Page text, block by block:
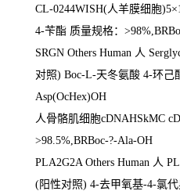
CL-0244WISH(人羊膜细胞)5×
4-苄酯 质量规格：
SRGN Others Human 人
对照) Boc-L-天冬氨酸 4-环己
Asp(OcHex)OH
人骨骼肌细胞cDNAHSkMC
>98.5%,BRBoc-?-Ala-OH
PLA2G2A Others Human 人
(阳性对照) 4-去甲氧基-4-氯